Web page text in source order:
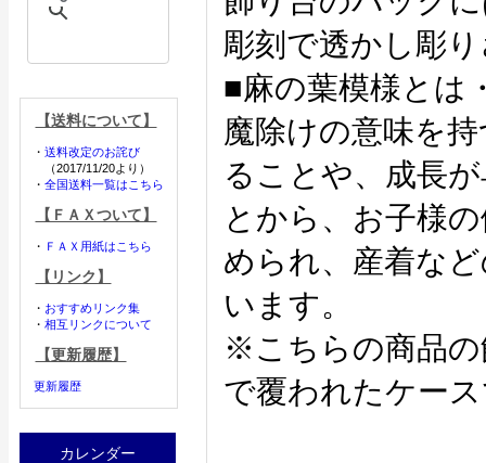
【送料について】
・ 送料改定のお詫び
（2017/11/20より）
・ 全国送料一覧はこちら
【ＦＡＸついて】
・ ＦＡＸ用紙はこちら
【リンク】
・ おすすめリンク集
・ 相互リンクについて
【更新履歴】
更新履歴
カレンダー
彫刻で透かし彫
■麻の葉模様とは
魔除けの意味を
ることや、成長
とから、お子様
められ、産着な
います。
※こちらの商品
で覆われたケー